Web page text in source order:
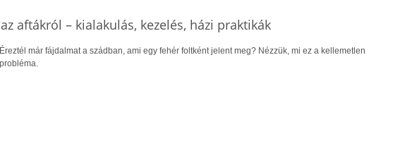
aftákról – kialakulás, kezelés, házi praktikák
Éreztél már fájdalmat a szádban, ami egy fehér foltként jelent meg? Nézzük, mi ez a kellemetlen
probléma.